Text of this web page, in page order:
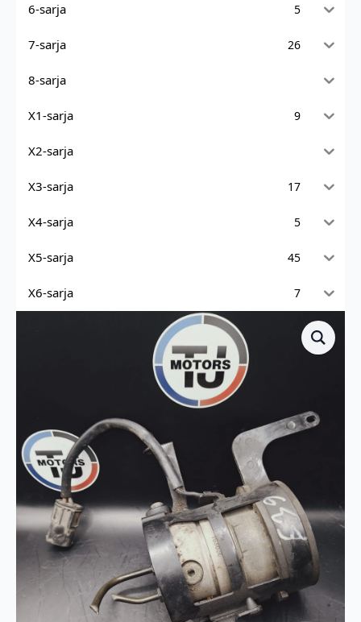
6-sarja 5
7-sarja 26
8-sarja
X1-sarja 9
X2-sarja
X3-sarja 17
X4-sarja 5
X5-sarja 45
X6-sarja 7